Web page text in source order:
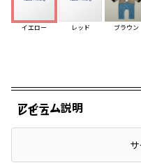
イエロー レッド ブラウン
レビュー
アイテム説明